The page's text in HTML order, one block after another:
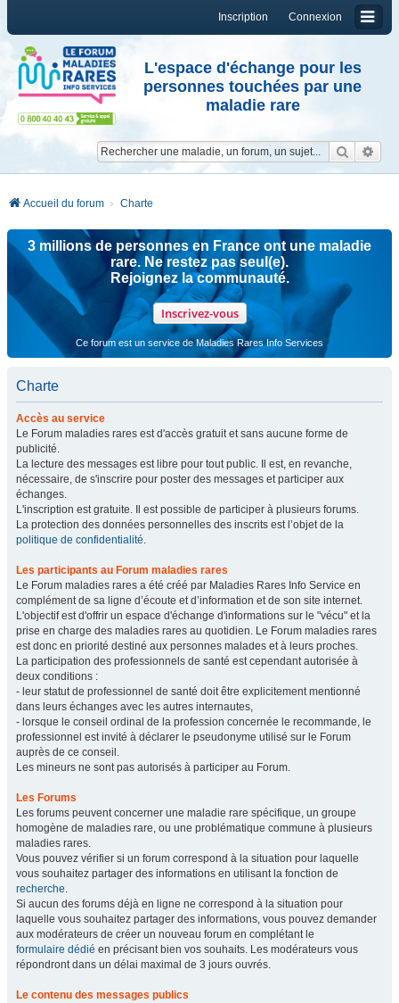
Connexion
Inscription
L'espace d'échange pour les
personnes touchées par une
maladie rare
Accueil du forum Charte
3 millions de personnes en France ont une maladie
rare. Ne restez pas seul(e).
Rejoignez la communauté.
Inscrivez-vous
Ce forum est un service de Maladies Rares Info Services
Charte
Accès au service
Le Forum maladies rares est d'accès gratuit et sans aucune forme de
publicité.
La lecture des messages est libre pour tout public. Il est, en revanche,
nécessaire, de s'inscrire pour poster des messages et participer aux
échanges.
L'inscription est gratuite. Il est possible de participer à plusieurs forums.
La protection des données personnelles des inscrits est l’objet de la
politique de confidentialité.
Les participants au Forum maladies rares
Le Forum maladies rares a été créé par Maladies Rares Info Service en
complément de sa ligne d’écoute et d’information et de son site internet.
L'objectif est d'offrir un espace d'échange d'informations sur le "vécu" et la
prise en charge des maladies rares au quotidien. Le Forum maladies rares
est donc en priorité destiné aux personnes malades et à leurs proches.
La participation des professionnels de santé est cependant autorisée à
deux conditions :
- leur statut de professionnel de santé doit être explicitement mentionné
dans leurs échanges avec les autres internautes,
- lorsque le conseil ordinal de la profession concernée le recommande, le
professionnel est invité à déclarer le pseudonyme utilisé sur le Forum
auprès de ce conseil.
Les mineurs ne sont pas autorisés à participer au Forum.
Les Forums
Les forums peuvent concerner une maladie rare spécifique, un groupe
homogène de maladies rare, ou une problématique commune à plusieurs
maladies rares.
Vous pouvez vérifier si un forum correspond à la situation pour laquelle
vous souhaitez partager des informations en utilisant la fonction de
recherche.
Si aucun des forums déjà en ligne ne correspond à la situation pour
laquelle vous souhaitez partager des informations, vous pouvez demander
aux modérateurs de créer un nouveau forum en complétant le
formulaire dédié en précisant bien vos souhaits. Les modérateurs vous
répondront dans un délai maximal de 3 jours ouvrés.
Le contenu des messages publics